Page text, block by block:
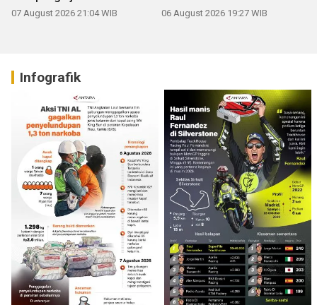
07 August 2026 21:04 WIB 06 August 2026 19:27 WIB
Infografik